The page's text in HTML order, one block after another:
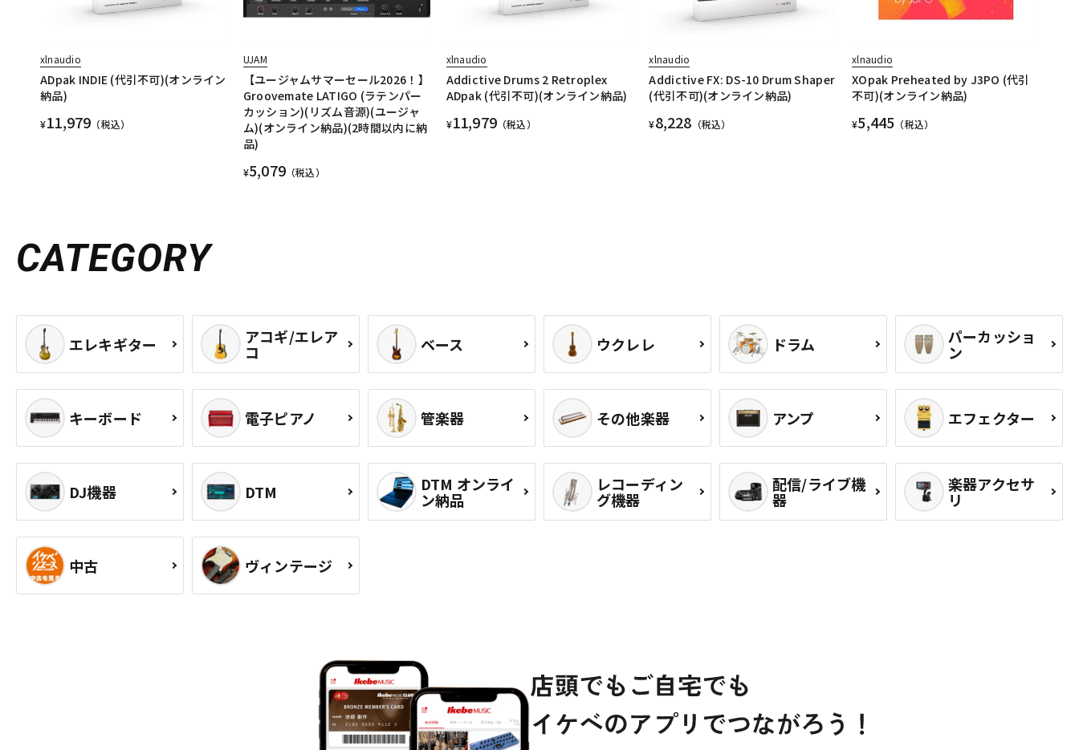
xlnaudio
ADpak INDIE (代引不可)(オンライン
納品)
¥11,979 （税込）
UJAM
【ユージャムサマーセール2026！】
Groovemate LATIGO (ラテンパー
カッション)(リズム音源)(ユージャ
ム)(オンライン納品)(2時間以内に納
品)
¥5,079 （税込）
xlnaudio
Addictive Drums 2 Retroplex
ADpak (代引不可)(オンライン納品)
¥11,979 （税込）
xlnaudio
Addictive FX: DS-10 Drum Shaper
(代引不可)(オンライン納品)
¥8,228 （税込）
xlnaudio
XOpak Preheated by J3PO (代引
不可)(オンライン納品)
¥5,445 （税込）
CATEGORY
エレキギター アコギ/エレア
コ ベース ウクレレ ドラム パーカッショ
ン
キーボード 電子ピアノ 管楽器 その他楽器 アンプ エフェクター
DJ機器 DTM DTM オンライ
ン納品
レコーディン
グ機器
配信/ライブ機
器
楽器アクセサ
リ
中古 ヴィンテージ